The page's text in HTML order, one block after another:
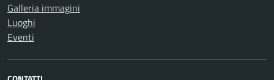
Galleria immagini
Luoghi
Eventi